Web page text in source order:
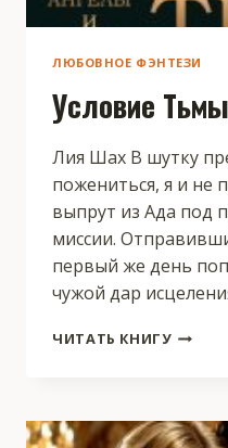
ЛЮБОВНОЕ ФЭНТЕЗИ
Условие Тьмы
Лия Шах В шутку
пожениться, я и не
выпрут из Ада под
миссии.
первый же день
чужой дар
ЧИТАТЬ КНИГУ